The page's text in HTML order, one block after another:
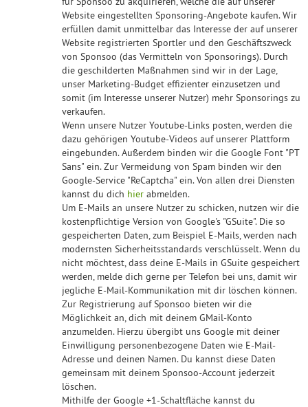
Website eingestellten Sponsoring-Angebote kaufen. Wir
erfüllen damit unmittelbar das Interesse der auf unserer
Website registrierten Sportler und den Geschäftszweck
von Sponsoo (das Vermitteln von Sponsorings). Durch
die geschilderten Maßnahmen sind wir in der Lage,
unser Marketing-Budget effizienter einzusetzen und
somit (im Interesse unserer Nutzer) mehr Sponsorings zu
verkaufen.
Wenn unsere Nutzer Youtube-Links posten, werden die
dazu gehörigen Youtube-Videos auf unserer Plattform
eingebunden. Außerdem binden wir die Google Font "PT
Sans" ein. Zur Vermeidung von Spam binden wir den
Google-Service "ReCaptcha" ein. Von allen drei Diensten
kannst du dich hier abmelden.
Um E-Mails an unsere Nutzer zu schicken, nutzen wir die
kostenpflichtige Version von Google's "GSuite". Die so
gespeicherten Daten, zum Beispiel E-Mails, werden nach
modernsten Sicherheitsstandards verschlüsselt. Wenn du
nicht möchtest, dass deine E-Mails in GSuite gespeichert
werden, melde dich gerne per Telefon bei uns, damit wir
jegliche E-Mail-Kommunikation mit dir löschen können.
Zur Registrierung auf Sponsoo bieten wir die
Möglichkeit an, dich mit deinem GMail-Konto
anzumelden. Hierzu übergibt uns Google mit deiner
Einwilligung personenbezogene Daten wie E-Mail-
Adresse und deinen Namen. Du kannst diese Daten
gemeinsam mit deinem Sponsoo-Account jederzeit
löschen.
Mithilfe der Google +1-Schaltfläche kannst du